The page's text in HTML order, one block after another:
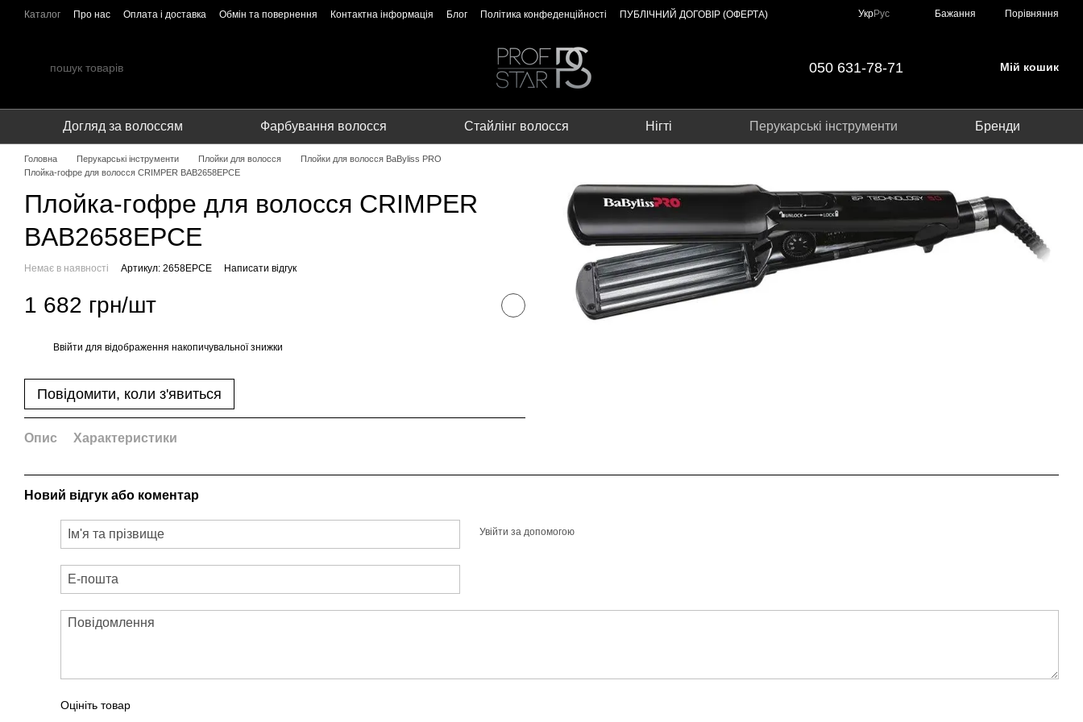
Перейти до основного контенту
Каталог Про нас Оплата і доставка Обмін та повернення Контактна інформація Блог Політика конфеденційності
ПУБЛІЧНИЙ ДОГОВІР (ОФЕРТА)
УкрРус Бажання Порівняння
050 631-78-71 Мій кошик
Догляд за волоссям Фарбування волосся Стайлінг волосся Нігті Перукарські інструменти Бренди
Головна Перукарські інструменти Плойки для волосся
Плойки для волосся BaByliss PRO
Плойка-гoфре для волосся CRIMPER BAB2658EPCE
Плойка-гoфре для волосся CRIMPER
BAB2658EPCE
Немає в наявності Артикул: 2658EPCE Написати відгук
1 682 грн/шт
Ввійти для відображення накопичувальної знижки
Повідомити, коли з'явиться
Опис Характеристики
Новий відгук або коментар
Увійти за допомогою
Оцініть товар